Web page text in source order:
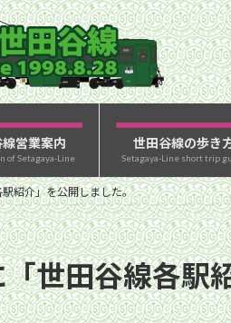
営業案内
of Setagaya-Line
世田谷線の歩き
Setagaya-Line short trip
紹介」を公開しました。
世田谷線各駅